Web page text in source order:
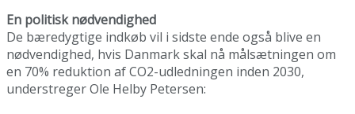
En politisk nødvendighed
De bæredygtige indkøb vil i sidste ende også blive en
nødvendighed, hvis Danmark skal nå målsætningen om
en 70% reduktion af CO2-udledningen inden 2030,
understreger Ole Helby Petersen: